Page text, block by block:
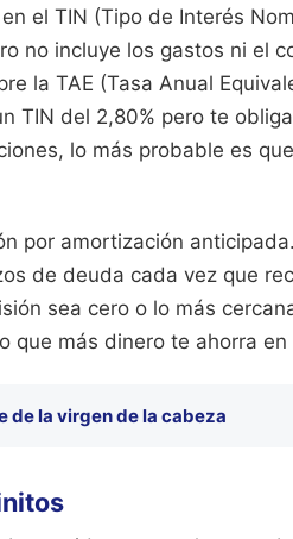
el TIN (Tipo de Interés
no incluye los gastos ni el
la TAE (Tasa Anual
TIN del 2,80% pero te
lo más probable es
por amortización
de deuda cada vez que
sea cero o lo más
que más dinero te ahorra en
de la virgen de la cabeza